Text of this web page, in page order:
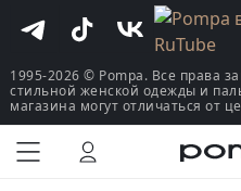
1995-2026 © Pompa. Все права
стильной женской одежды и
магазина могут отличаться от